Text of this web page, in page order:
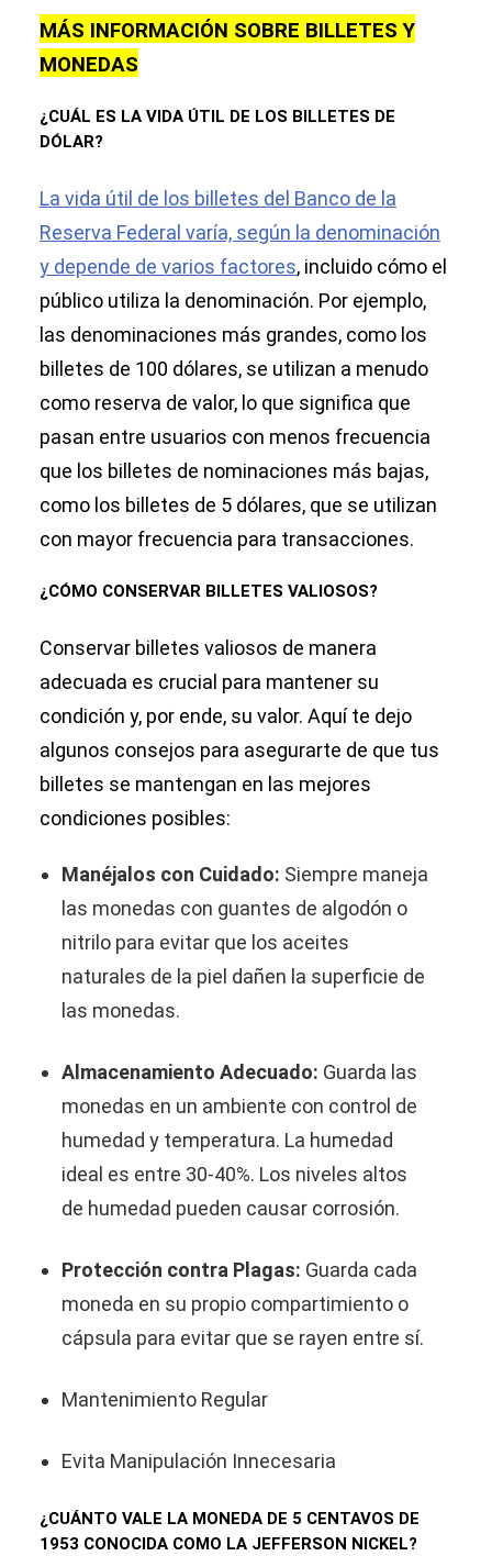
MÁS INFORMACIÓN SOBRE BILLETES Y
MONEDAS
¿CUÁL ES LA VIDA ÚTIL DE LOS BILLETES DE
DÓLAR?
La vida útil de los billetes del Banco de la
Reserva Federal varía, según la denominación
y depende de varios factores, incluido cómo el
público utiliza la denominación. Por ejemplo,
las denominaciones más grandes, como los
billetes de 100 dólares, se utilizan a menudo
como reserva de valor, lo que significa que
pasan entre usuarios con menos frecuencia
que los billetes de nominaciones más bajas,
como los billetes de 5 dólares, que se utilizan
con mayor frecuencia para transacciones.
¿CÓMO CONSERVAR BILLETES VALIOSOS?
Conservar billetes valiosos de manera
adecuada es crucial para mantener su
condición y, por ende, su valor. Aquí te dejo
algunos consejos para asegurarte de que tus
billetes se mantengan en las mejores
condiciones posibles:
Manéjalos con Cuidado: Siempre maneja
las monedas con guantes de algodón o
nitrilo para evitar que los aceites
naturales de la piel dañen la superficie de
las monedas.
Almacenamiento Adecuado: Guarda las
monedas en un ambiente con control de
humedad y temperatura. La humedad
ideal es entre 30-40%. Los niveles altos
de humedad pueden causar corrosión.
Protección contra Plagas: Guarda cada
moneda en su propio compartimiento o
cápsula para evitar que se rayen entre sí.
Mantenimiento Regular
Evita Manipulación Innecesaria
¿CUÁNTO VALE LA MONEDA DE 5 CENTAVOS DE
1953 CONOCIDA COMO LA JEFFERSON NICKEL?